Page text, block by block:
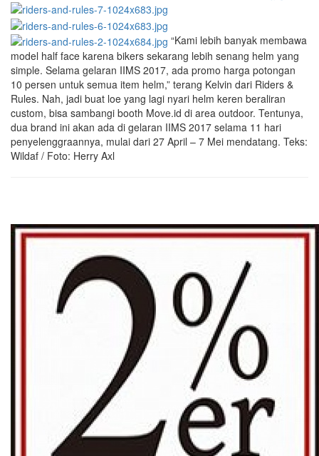
“Kami lebih banyak membawa
model half face karena bikers sekarang lebih senang helm yang
simple. Selama gelaran IIMS 2017, ada promo harga potongan
10 persen untuk semua item helm,” terang Kelvin dari Riders &
Rules. Nah, jadi buat loe yang lagi nyari helm keren beraliran
custom, bisa sambangi booth Move.id di area outdoor. Tentunya,
dua brand ini akan ada di gelaran IIMS 2017 selama 11 hari
penyelenggraannya, mulai dari 27 April – 7 Mei mendatang. Teks:
Wildaf / Foto: Herry Axl